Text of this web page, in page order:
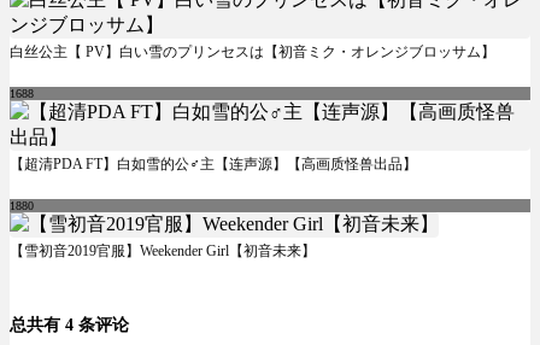
白丝公主【 PV】白い雪のプリンセスは【初音ミク・オレンジブロッサム】
1688
【超清PDA FT】白如雪的公♂主【连声源】【高画质怪兽出品】
1880
【雪初音2019官服】Weekender Girl【初音未来】
总共有 4 条评论